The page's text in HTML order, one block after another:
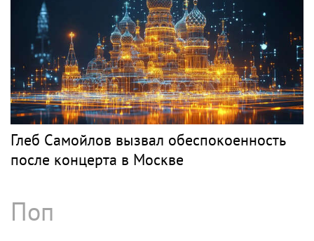
Глеб Самойлов вызвал обеспокоенность
после концерта в Москве
Поп